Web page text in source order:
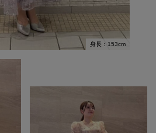
身長：153cm